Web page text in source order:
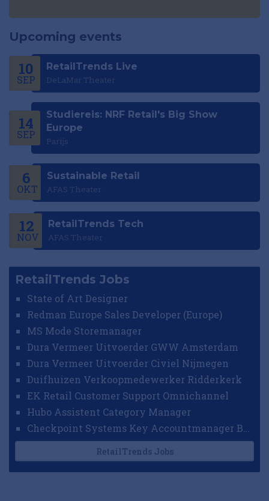
Upcoming events
10
SEP
RetailTrends Live
DeLaMar Theater
14
SEP
Studiereis: NRF Retail's Big Show
Europe
Parijs
6
OKT
Sustainable Retail
AFAS Theater
12
NOV
RetailTrends Tech
AFAS Theater
RetailTrends Jobs
State of Art Designer
Redman Europe Sales Developer (Europe)
MS Mode Storemanager
Dura Vermeer Uitvoerder GWW Amsterdam
Dura Vermeer Uitvoerder Civiel Nijmegen
Duifhuizen Verkoopmedewerker Ridderkerk
EK Retail Customer Support Omnichannel
Hubo Assistent Category Manager
RetailTrends Jobs